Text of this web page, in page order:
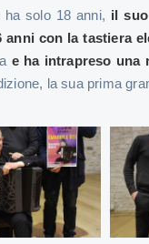
ha solo 18 anni, il
anni con la tastiera
e ha intrapreso una
la sua prima